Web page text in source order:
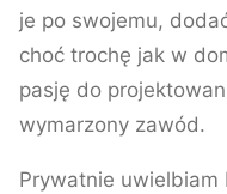
je po swojemu,
choć trochę jak w
pasję do
wymarzony zawód.
Prywatnie uwielbiam